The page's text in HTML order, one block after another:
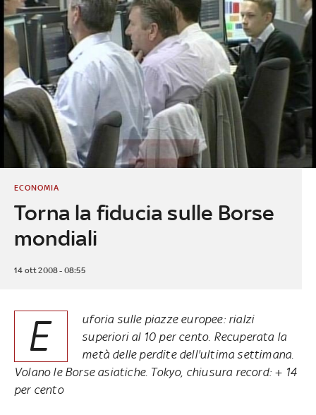
Torna la fiducia sulle Borse
mondiali
ECONOMIA
14 ott 2008 - 08:55
E
uforia sulle piazze europee: rialzi
superiori al 10 per cento. Recuperata la
metà delle perdite dell'ultima settimana.
Volano le Borse asiatiche. Tokyo, chiusura record: + 14
per cento